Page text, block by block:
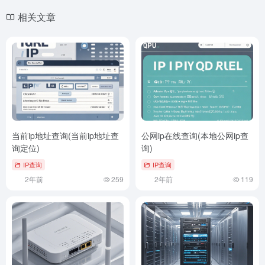
相关文章
当前ip地址查询(当前ip地址查
询定位)
IP查询
2年前 259
公网ip在线查询(本地公网ip查
询)
IP查询
2年前 119